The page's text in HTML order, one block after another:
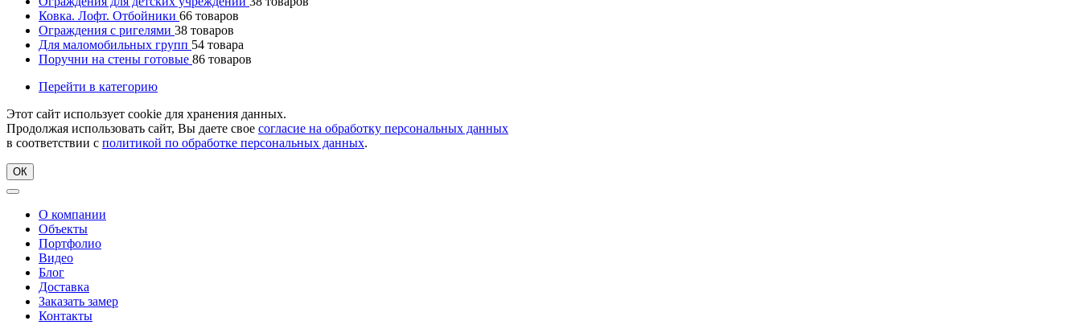
Ковка. Лофт. Отбойники 66 товаров
Ограждения с ригелями 38 товаров
Для маломобильных групп 54 товара
Поручни на стены готовые 86 товаров
Перейти в категорию
Этот сайт использует cookie для хранения данных.
Продолжая использовать сайт, Вы даете свое согласие на обработку персональных данных
в соответствии с политикой по обработке персональных данных.
ОК
О компании
Объекты
Портфолио
Видео
Блог
Доставка
Заказать замер
Контакты